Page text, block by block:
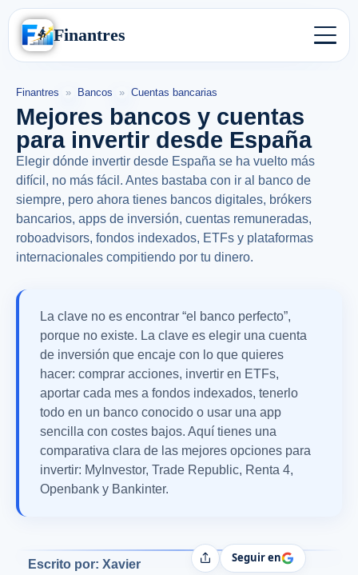
Finantres
Finantres » Bancos » Cuentas bancarias
Mejores bancos y cuentas
para invertir desde España
Elegir dónde invertir desde España se ha vuelto más
difícil, no más fácil. Antes bastaba con ir al banco de
siempre, pero ahora tienes bancos digitales, brókers
bancarios, apps de inversión, cuentas remuneradas,
roboadvisors, fondos indexados, ETFs y plataformas
internacionales compitiendo por tu dinero.
La clave no es encontrar “el banco perfecto”,
porque no existe. La clave es elegir una cuenta
de inversión que encaje con lo que quieres
hacer: comprar acciones, invertir en ETFs,
aportar cada mes a fondos indexados, tenerlo
todo en un banco conocido o usar una app
sencilla con costes bajos. Aquí tienes una
comparativa clara de las mejores opciones para
invertir: MyInvestor, Trade Republic, Renta 4,
Openbank y Bankinter.
Escrito por: Xavier
CompartirSeguir en